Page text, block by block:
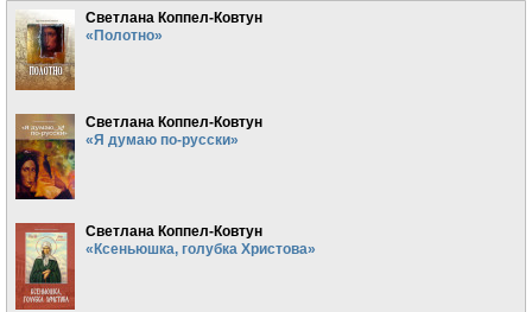
Светлана Коппел-Ковтун
«Полотно»
Светлана Коппел-Ковтун
«Я думаю по-русски»
Светлана Коппел-Ковтун
«Ксеньюшка, голубка Христова»